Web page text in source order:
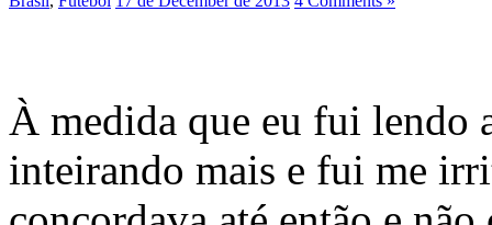
À medida que eu fui lendo
inteirando mais e fui me